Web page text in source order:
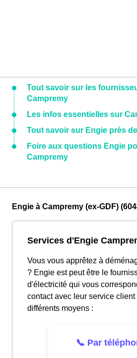
Tout savoir sur les
Campremy
Les infos essentielles sur
Tout savoir sur Engie près
Foire aux questions Engie
Campremy
Engie à Campremy (ex-GDF)
Services d'Engie
Vous vous apprêtez à
? Engie est peut être le
d'électricité qui vous
contact avec leur service client
différents moyens :
📞 Par